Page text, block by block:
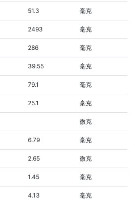
51.3 毫克
2493 毫克
286 毫克
39.55 毫克
79.1 毫克
25.1 毫克
微克
6.79 毫克
2.65 微克
1.45 毫克
4.13 毫克